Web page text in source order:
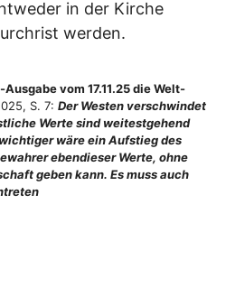
in der Kirche
werden.
vom 17.11.25 die Welt-
S. 7: Der Westen verschwindet
Werte sind weitestgehend
wäre ein Aufstieg des
ebendieser Werte, ohne
geben kann. Es muss auch